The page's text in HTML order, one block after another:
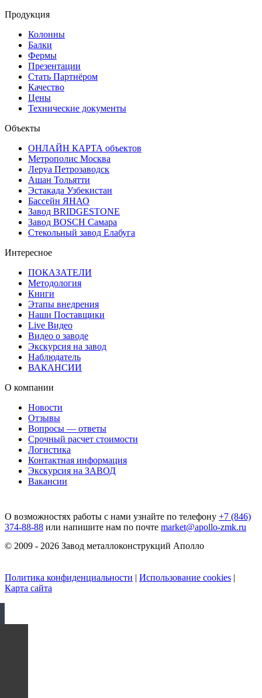
Продукция
Колонны
Балки
Фермы
Презентации
Стать Партнёром
Качество
Цены
Технические документы
Объекты
ОНЛАЙН КАРТА объектов
Метрополис Москва
Леруа Петрозаводск
Ашан Тольятти
Эстакада Узбекистан
Бассейн ЯНАО
Завод BRIDGESTONE
Завод BOSCH Самара
Стекольный завод Елабуга
Интересное
ПОКАЗАТЕЛИ
Методология
Книги
Этапы внедрения
Наши Поставщики
Live Видео
Видео о заводе
Экскурсия на завод
Наблюдатель
ВАКАНСИИ
О компании
Новости
Отзывы
Вопросы — ответы
Срочный расчет стоимости
Логистика
Контактная информация
Экскурсия на ЗАВОД
Вакансии
О возможностях работы с нами узнайте по телефону +7 (846)
374-88-88 или напишите нам по почте market@apollo-zmk.ru
© 2009 - 2026 Завод металлоконструкций Аполло
Политика конфиденциальности | Использование cookies |
Карта сайта